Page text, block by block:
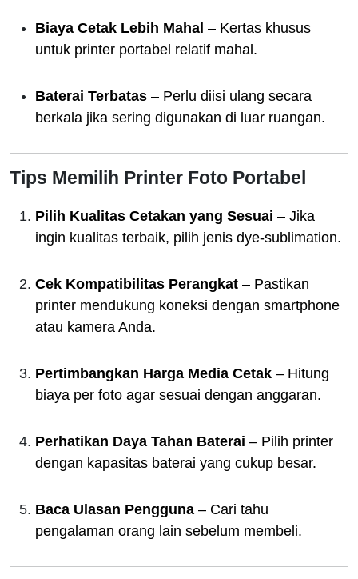
Biaya Cetak Lebih Mahal – Kertas khusus
untuk printer portabel relatif mahal.
Baterai Terbatas – Perlu diisi ulang secara
berkala jika sering digunakan di luar ruangan.
Tips Memilih Printer Foto Portabel
Pilih Kualitas Cetakan yang Sesuai – Jika
ingin kualitas terbaik, pilih jenis dye-sublimation.
Cek Kompatibilitas Perangkat – Pastikan
printer mendukung koneksi dengan smartphone
atau kamera Anda.
Pertimbangkan Harga Media Cetak – Hitung
biaya per foto agar sesuai dengan anggaran.
Perhatikan Daya Tahan Baterai – Pilih printer
dengan kapasitas baterai yang cukup besar.
Baca Ulasan Pengguna – Cari tahu
pengalaman orang lain sebelum membeli.